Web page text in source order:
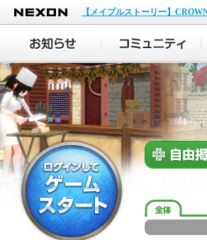
NEXON
【メイプルストーリー】